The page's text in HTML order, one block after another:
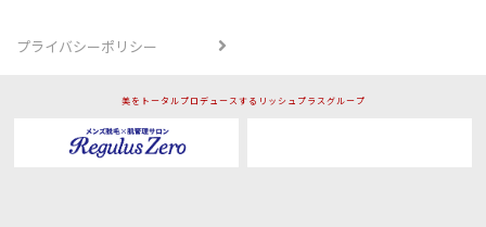
プライバシーポリシー
美をトータルプロデュースするリッシュプラスグループ